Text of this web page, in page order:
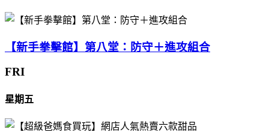
【新手拳擊館】第八堂：防守＋進攻組合
FRI
星期五